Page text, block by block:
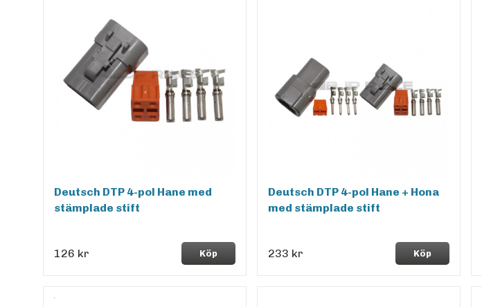
Deutsch DTP 4-pol Hane med
stämplade stift
126 kr Köp
Deutsch DTP 4-pol Hane + Hona
med stämplade stift
233 kr Köp